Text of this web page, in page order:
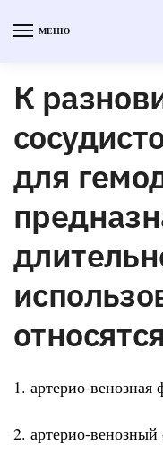
МЕНЮ
К
для
относятся
1. артерио-венозная
2. артерио-венозный